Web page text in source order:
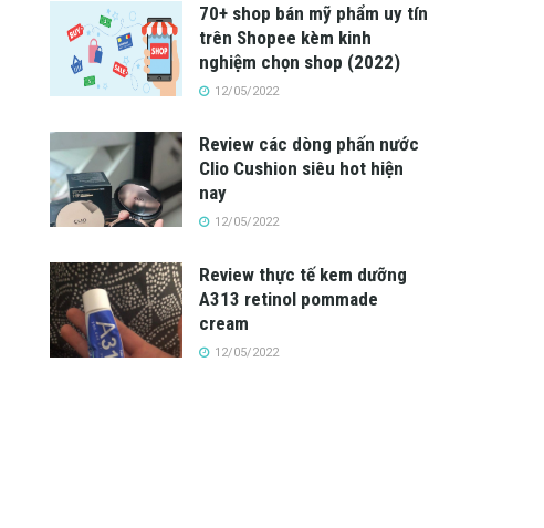
70+ shop bán mỹ phẩm uy tín
trên Shopee kèm kinh
nghiệm chọn shop (2022)
12/05/2022
Review các dòng phấn nước
Clio Cushion siêu hot hiện
nay
12/05/2022
Review thực tế kem dưỡng
A313 retinol pommade
cream
12/05/2022